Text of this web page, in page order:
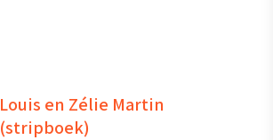
Louis en Zélie Martin
(stripboek)